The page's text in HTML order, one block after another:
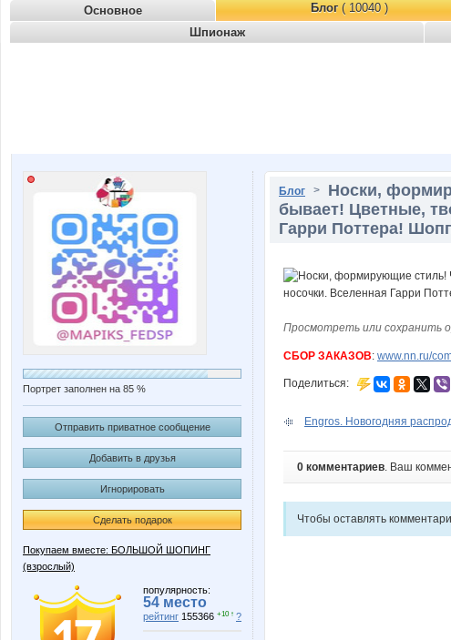
Основное Блог( 10040 )
Шпионаж
Портрет заполнен на 85 %
Отправить приватное сообщение
Добавить в друзья
Игнорировать
Сделать подарок
Покупаем вместе: БОЛЬШОЙ ШОПИНГ
(взрослый)
популярность:
54 место
рейтинг 155366 +10 ↑ ?
Блог > Носки,
бывает! Цветные,
Гарри Поттера!
Просмотреть или сохранить
СБОР ЗАКАЗОВ: www.nn.ru/
Поделиться:
Engros. Новогодняя
0 комментариев. Ваш
Чтобы оставлять